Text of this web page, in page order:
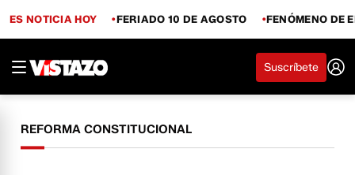
ES NOTICIA HOY FERIADO 10 DE AGOSTO FENÓMENO DE
Suscríbete
REFORMA CONSTITUCIONAL